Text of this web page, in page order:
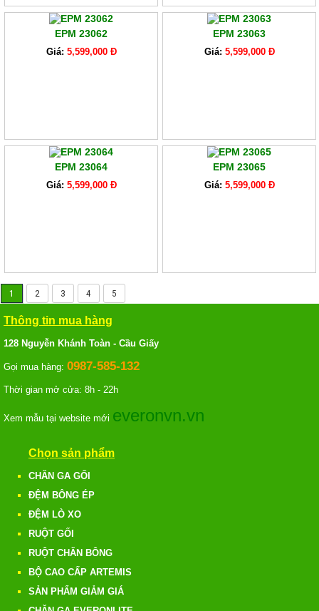
EPM 23062
Giá: 5,599,000 Đ
EPM 23063
Giá: 5,599,000 Đ
EPM 23064
Giá: 5,599,000 Đ
EPM 23065
Giá: 5,599,000 Đ
1 2 3 4 5
Thông tin mua hàng
128 Nguyễn Khánh Toàn - Cầu Giấy
Gọi mua hàng: 0987-585-132
Thời gian mở cửa: 8h - 22h
Xem mẫu tại website mới everonvn.vn
Chọn sản phẩm
CHĂN GA GỐI
ĐỆM BÔNG ÉP
ĐỆM LÒ XO
RUỘT GỐI
RUỘT CHĂN BÔNG
BỘ CAO CẤP ARTEMIS
SẢN PHẨM GIẢM GIÁ